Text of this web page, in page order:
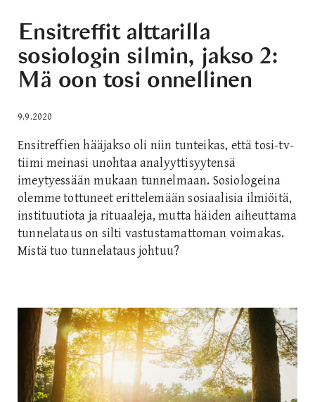
Ensitreffit alttarilla
sosiologin silmin, jakso 2:
Mä oon tosi onnellinen
9.9.2020
Ensitreffien hääjakso oli niin tunteikas, että tosi-tv-
tiimi meinasi unohtaa analyyttisyytensä
imeytyessään mukaan tunnelmaan. Sosiologeina
olemme tottuneet erittelemään sosiaalisia ilmiöitä,
instituutiota ja rituaaleja, mutta häiden aiheuttama
tunnelataus on silti vastustamattoman voimakas.
Mistä tuo tunnelataus johtuu?